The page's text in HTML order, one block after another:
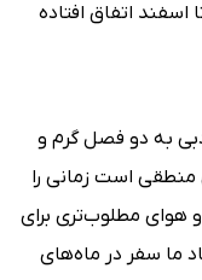
اتفاق افتاده
به دو فصل گرم و
منطقی است زمانی را
هوای مطلوب‌تری برای
ما سفر در ماه‌های